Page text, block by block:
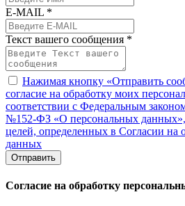
E-MAIL *
Текст вашего сообщения *
Нажимая кнопку «Отправить
согласие на обработку моих
соответствии с Федеральным
№152-ФЗ «О персональных данных»,
целей, определенных в Согласии на
данных
Отправить
Согласие на обработку